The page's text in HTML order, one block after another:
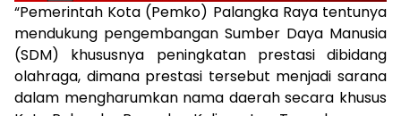
“Pemerintah Kota (Pemko) Palangka Raya tentunya
mendukung pengembangan Sumber Daya Manusia
(SDM) khususnya peningkatan prestasi dibidang
olahraga, dimana prestasi tersebut menjadi sarana
dalam mengharumkan nama daerah secara khusus